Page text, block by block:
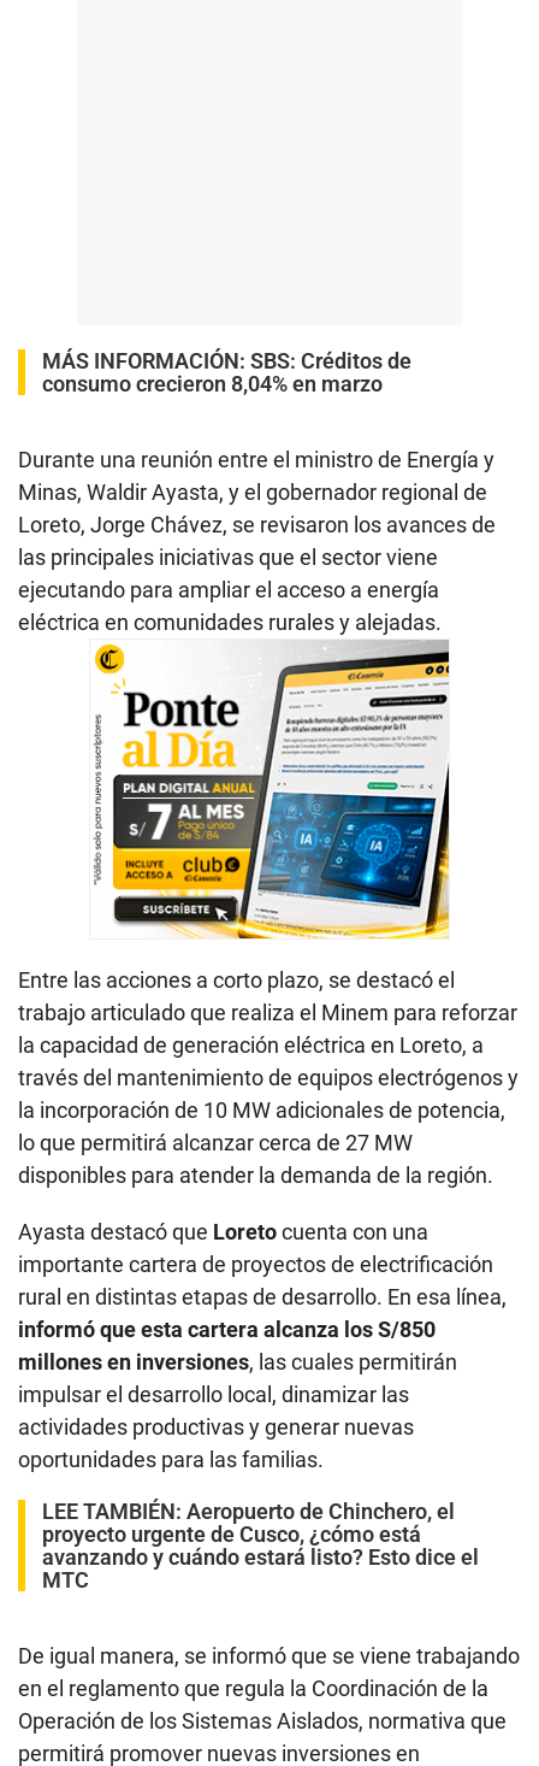
MÁS INFORMACIÓN: SBS: Créditos de
consumo crecieron 8,04% en marzo
Durante una reunión entre el ministro de Energía y
Minas, Waldir Ayasta, y el gobernador regional de
Loreto, Jorge Chávez, se revisaron los avances de
las principales iniciativas que el sector viene
ejecutando para ampliar el acceso a energía
eléctrica en comunidades rurales y alejadas.
Entre las acciones a corto plazo, se destacó el
trabajo articulado que realiza el Minem para reforzar
la capacidad de generación eléctrica en Loreto, a
través del mantenimiento de equipos electrógenos y
la incorporación de 10 MW adicionales de potencia,
lo que permitirá alcanzar cerca de 27 MW
disponibles para atender la demanda de la región.
Ayasta destacó que Loretocuenta con una
importante cartera de proyectos de electrificación
rural en distintas etapas de desarrollo. En esa línea,
informó que esta cartera alcanza los S/850
millones en inversiones, las cuales permitirán
impulsar el desarrollo local, dinamizar las
actividades productivas y generar nuevas
oportunidades para las familias.
LEE TAMBIÉN: Aeropuerto de Chinchero, el
proyecto urgente de Cusco, ¿cómo está
avanzando y cuándo estará listo? Esto dice el
MTC
De igual manera, se informó que se viene trabajando
en el reglamento que regula la Coordinación de la
Operación de los Sistemas Aislados, normativa que
permitirá promover nuevas inversiones en